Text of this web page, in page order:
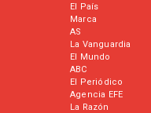
El País
Marca
AS
La Vanguardia
El Mundo
ABC
El Periódico
Agencia EFE
La Razón